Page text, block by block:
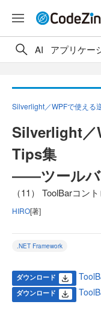
AI アプリケー
Silverlight／WPFで使える
Silverlight／
Tips集
――ツールバ
（11） ToolBarコン
HIRO[著]
.NET Framework
ダウンロード
ダウンロード